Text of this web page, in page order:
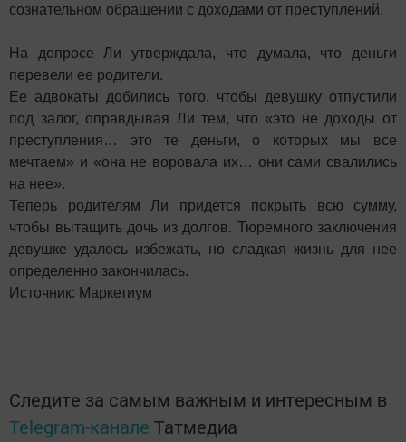
сознательном обращении с доходами от преступлений.
На допросе Ли утверждала, что думала, что деньги
перевели ее родители.
Ее адвокаты добились того, чтобы девушку отпустили
под залог, оправдывая Ли тем, что «это не доходы от
преступления… это те деньги, о которых мы все
мечтаем» и «она не воровала их… они сами свалились
на нее».
Теперь родителям Ли придется покрыть всю сумму,
чтобы вытащить дочь из долгов. Тюремного заключения
девушке удалось избежать, но сладкая жизнь для нее
определенно закончилась.
Источник: Маркетиум
Следите за самым важным и интересным в
Telegram-канале Татмедиа